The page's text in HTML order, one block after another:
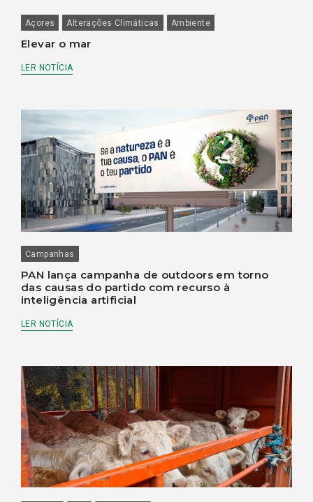
Açores Alterações Climáticas Ambiente
Elevar o mar
LER NOTÍCIA
Campanhas
PAN lança campanha de outdoors em torno
das causas do partido com recurso à
inteligência artificial
LER NOTÍCIA